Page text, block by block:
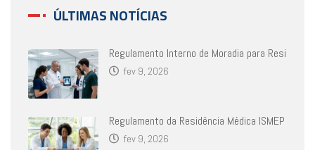
ÚLTIMAS NOTÍCIAS
Regulamento Interno de Moradia para Resi
fev 9, 2026
Regulamento da Residência Médica ISMEP
fev 9, 2026